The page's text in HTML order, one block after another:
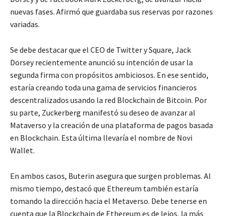
nuevas fases. Afirmó que guardaba sus reservas por razones
variadas.
Se debe destacar que el CEO de Twitter y Square, Jack
Dorsey recientemente anunció su intención de usar la
segunda firma con propósitos ambiciosos. En ese sentido,
estaría creando toda una gama de servicios financieros
descentralizados usando la red Blockchain de Bitcoin. Por
su parte, Zuckerberg manifestó su deseo de avanzar al
Mataverso y la creación de una plataforma de pagos basada
en Blockchain. Esta última llevaría el nombre de Novi
Wallet.
En ambos casos, Buterin asegura que surgen problemas. Al
mismo tiempo, destacó que Ethereum también estaría
tomando la dirección hacia el Metaverso. Debe tenerse en
cuenta que la Blockchain de Ethereum es de lejos, la más